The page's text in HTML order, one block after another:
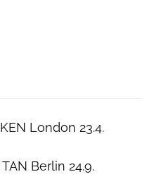
London 23.4.
Berlin 24.9.